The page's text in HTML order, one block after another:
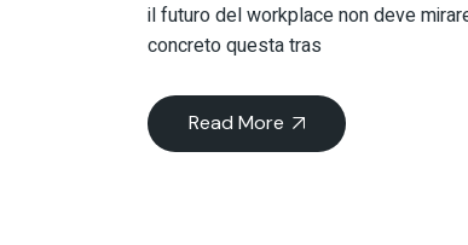
il futuro del workplace non deve
concreto questa tras
Read More